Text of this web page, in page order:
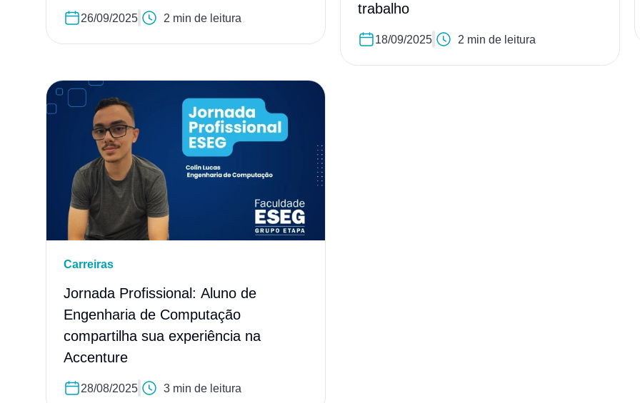
26/09/2025 2 min de leitura
trabalho
18/09/2025 2 min de leitura
Carreiras
Jornada Profissional: Aluno de
Engenharia de Computação
compartilha sua experiência na
Accenture
28/08/2025 3 min de leitura